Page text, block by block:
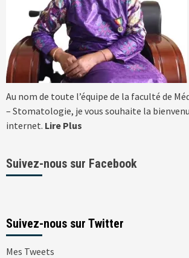
Au nom de toute l’équipe de la faculté de
– Stomatologie, je vous souhaite la
internet. Lire Plus
Suivez-nous sur Facebook
Suivez-nous sur Twitter
Mes Tweets